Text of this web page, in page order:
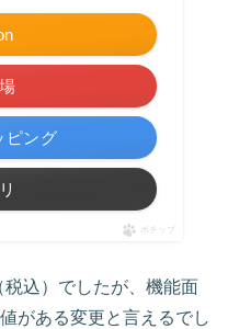
ピング
ポチップ
込）でしたが、機能面
がある変更と言えるでし